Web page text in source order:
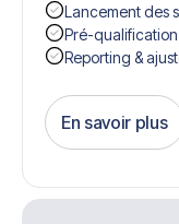
Lancement des
Pré-
Reporting &
En savoir plus
Get Started